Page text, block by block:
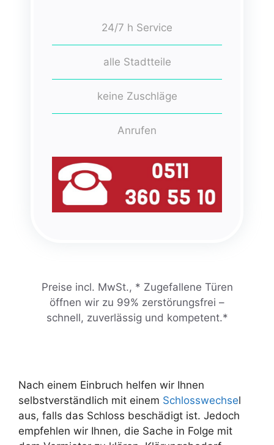
24/7 h Service
alle Stadtteile
keine Zuschläge
Anrufen
Preise incl. MwSt., * Zugefallene Türen
öffnen wir zu 99% zerstörungsfrei –
schnell, zuverlässig und kompetent.*
Nach einem Einbruch helfen wir Ihnen
selbstverständlich mit einem Schlosswechsel
aus, falls das Schloss beschädigt ist. Jedoch
empfehlen wir Ihnen, die Sache in Folge mit